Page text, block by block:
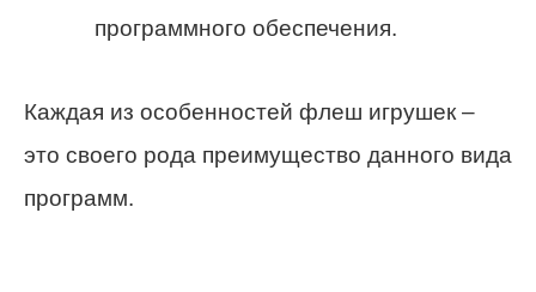
программного обеспечения.
Каждая из особенностей флеш игрушек –
это своего рода преимущество данного вида
программ.